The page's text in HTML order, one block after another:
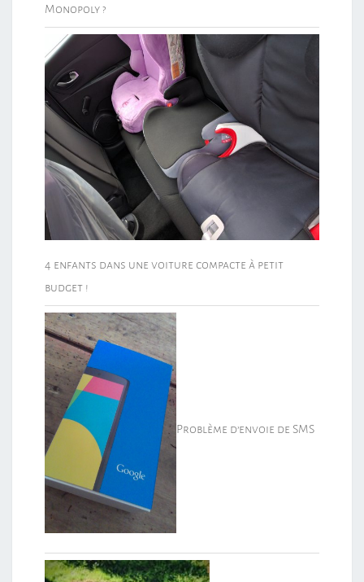
Monopoly ?
4 enfants dans une voiture compacte à petit
budget !
Problème d’envoie de SMS